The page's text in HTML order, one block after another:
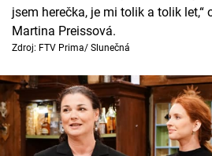
jsem herečka, je mi tolik a tolik let,“
Martina Preissová.
Zdroj: FTV Prima/ Slunečná